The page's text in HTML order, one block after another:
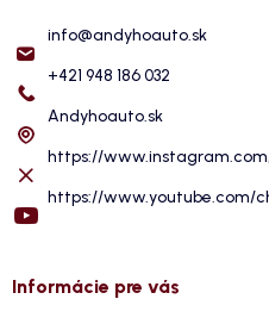
info@andyhoauto.sk
+421 948 186 032
Andyhoauto.sk
https://
https://www.youtube.com/
Informácie pre vás